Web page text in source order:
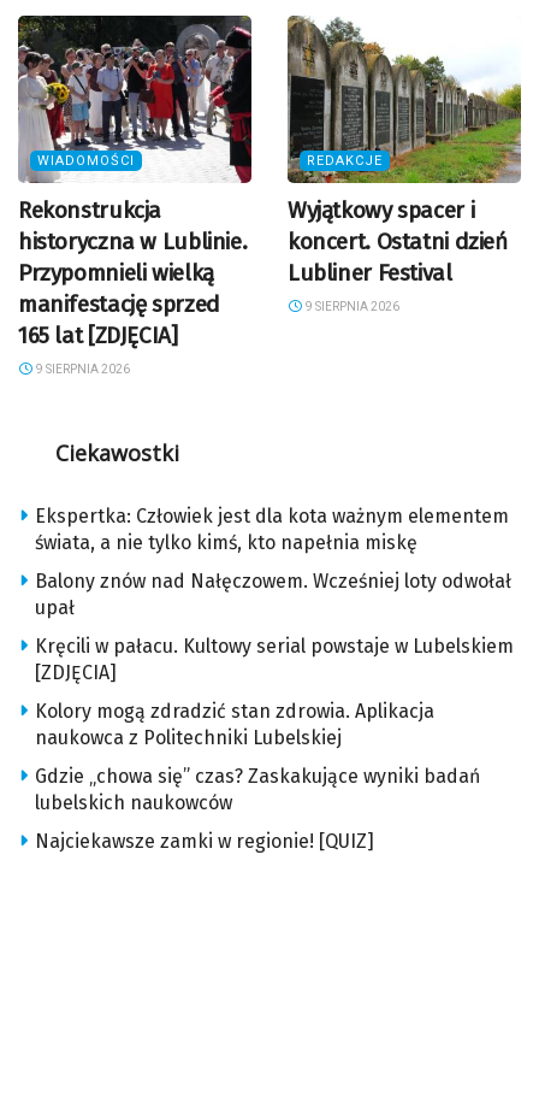
WIADOMOŚCI
Rekonstrukcja
historyczna w Lublinie.
Przypomnieli wielką
manifestację sprzed
165 lat [ZDJĘCIA]
9 SIERPNIA 2026
REDAKCJE
Wyjątkowy spacer i
koncert. Ostatni dzień
Lubliner Festival
9 SIERPNIA 2026
Ciekawostki
Ekspertka: Człowiek jest dla kota ważnym elementem
świata, a nie tylko kimś, kto napełnia miskę
Balony znów nad Nałęczowem. Wcześniej loty odwołał
upał
Kręcili w pałacu. Kultowy serial powstaje w Lubelskiem
[ZDJĘCIA]
Kolory mogą zdradzić stan zdrowia. Aplikacja
naukowca z Politechniki Lubelskiej
Gdzie „chowa się” czas? Zaskakujące wyniki badań
lubelskich naukowców
Najciekawsze zamki w regionie! [QUIZ]